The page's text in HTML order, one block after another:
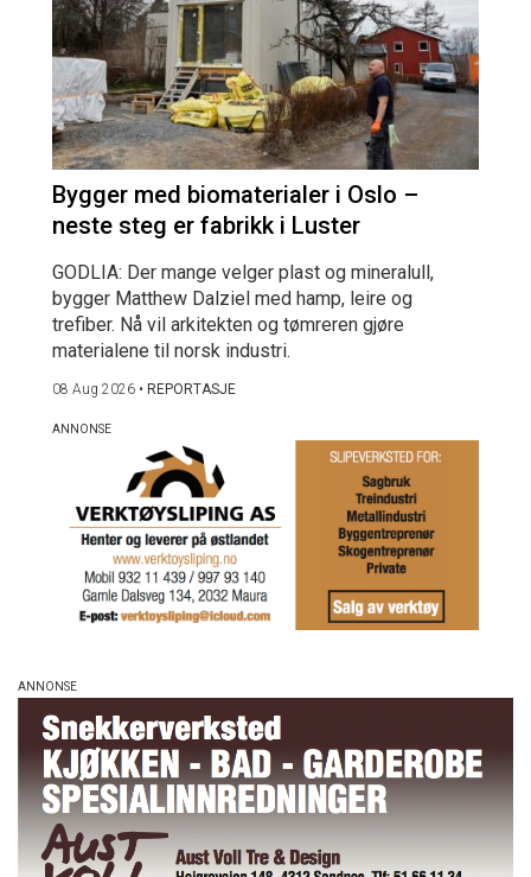
Bygger med biomaterialer i Oslo –
neste steg er fabrikk i Luster
GODLIA: Der mange velger plast og mineralull,
bygger Matthew Dalziel med hamp, leire og
trefiber. Nå vil arkitekten og tømreren gjøre
materialene til norsk industri.
08 Aug 2026 • REPORTASJE